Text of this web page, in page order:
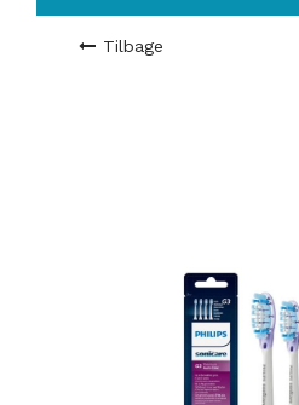
Tilbage